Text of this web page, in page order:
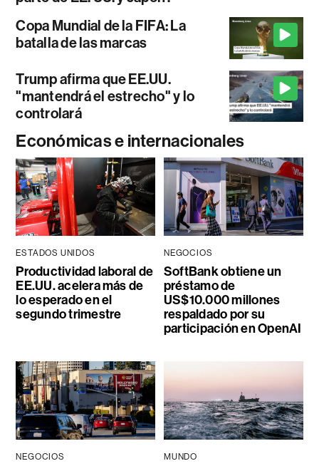
Copa Mundial de la FIFA: La
batalla de las marcas
Trump afirma que EE.UU.
"mantendrá el estrecho" y lo
controlará
Económicas e internacionales
ESTADOS UNIDOS
Productividad laboral de
EE.UU. acelera más de
lo esperado en el
segundo trimestre
NEGOCIOS
SoftBank obtiene un
préstamo de
US$10.000 millones
respaldado por su
participación en OpenAI
NEGOCIOS MUNDO